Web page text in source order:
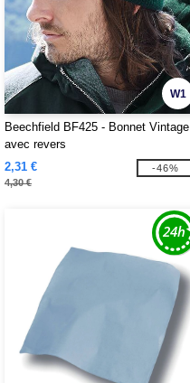
W1
Beechfield BF425 - Bonnet Vintage
avec revers
2,31 €
4,30 €
-46%